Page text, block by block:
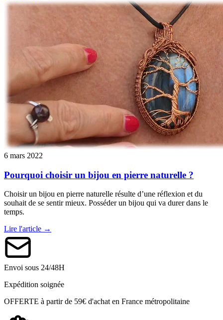
6 mars 2022
Pourquoi choisir un bijou en pierre naturelle ?
Choisir un bijou en pierre naturelle résulte d’une réflexion et du
souhait de se sentir mieux. Posséder un bijou qui va durer dans le
temps.
Lire l'article →
Envoi sous 24/48H
Expédition soignée
OFFERTE à partir de 59€ d'achat en France métropolitaine